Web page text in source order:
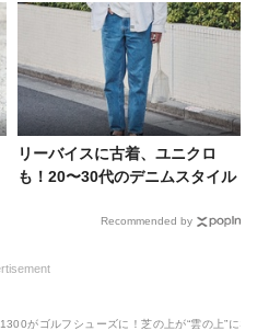
リーバイスに古着、ユニクロ
も！20〜30代のデニムスタイル
Recommended by
がゴルフシューズに！芝の上が“雲の上”にな